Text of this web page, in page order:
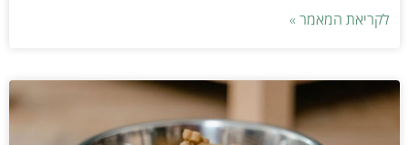
לקריאת המאמר »